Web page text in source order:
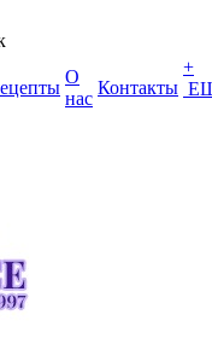
О
нас
Контакты
+